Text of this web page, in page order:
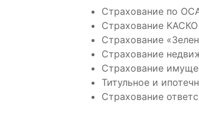
Страхование по
Страхование КАСКО
Страхование
Страхование
Страхование
Титульное и
Страхование